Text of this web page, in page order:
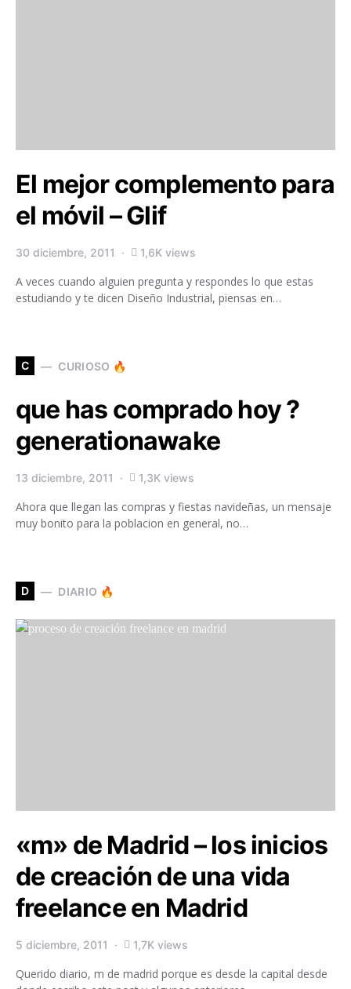
El mejor complemento para
el móvil – Glif
30 diciembre, 2011 1,6K views
A veces cuando alguien pregunta y respondes lo que estas
estudiando y te dicen Diseño Industrial, piensas en…
C CURIOSO 🔥
que has comprado hoy ?
generationawake
13 diciembre, 2011 1,3K views
Ahora que llegan las compras y fiestas navideñas, un mensaje
muy bonito para la poblacion en general, no…
D DIARIO 🔥
«m» de Madrid – los inicios
de creación de una vida
freelance en Madrid
5 diciembre, 2011 1,7K views
Querido diario, m de madrid porque es desde la capital desde